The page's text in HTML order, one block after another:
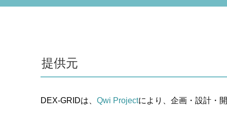
提供元
DEX-GRIDは、 Qwi Projectにより、企画・設計・